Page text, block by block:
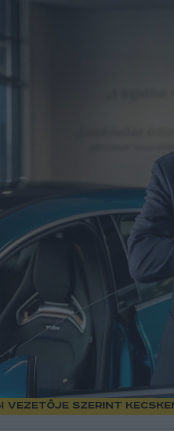
vezetője szerint